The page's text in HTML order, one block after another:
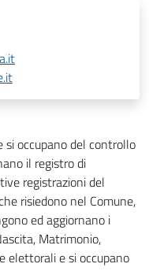
si occupano del controllo
il registro di
registrazioni del
risiedono nel Comune,
ed aggiornano i
Matrimonio,
elettorali e si occupano